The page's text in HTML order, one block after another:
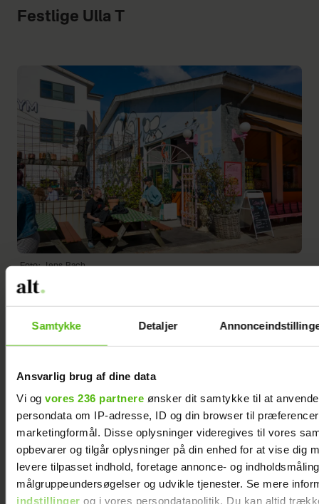
Samtykke Detaljer
Ansvarlig brug af dine data
Vi og vores 236 partnere ønsker dit samtykke til at
persondata om IP-adresse, ID og din browser til
marketingformål. Disse oplysninger videregives til vores
opbevarer og tilgår oplysninger på din enhed for at vise dig
levere tilpasset indhold, foretage annonce- og
målgruppeundersøgelser og udvikle tjenester. Se mere
indstillinger og i vores persondatapolitik. Du kan altid
Festlige Ulla T
Foto: Jens Bach
I Aalborgs vestby ligger Café Ulla
Terkelsen, London – mest kendt som Ulla
T. En farverig og festlig café opkaldt efter
den legendariske TV 2-journalist. Det er en
café med god plads både inde og ude, og
René anbefaler stedet til brunch, som han
synes er lækker – eller bare en kop kaffe.
– Jeg kan godt lide stedets boheme-stil,